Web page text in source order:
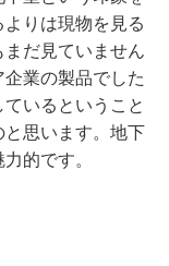
りは現物を見る
だ見ていません
業の製品でした
いるということ
思います。地下
的です。